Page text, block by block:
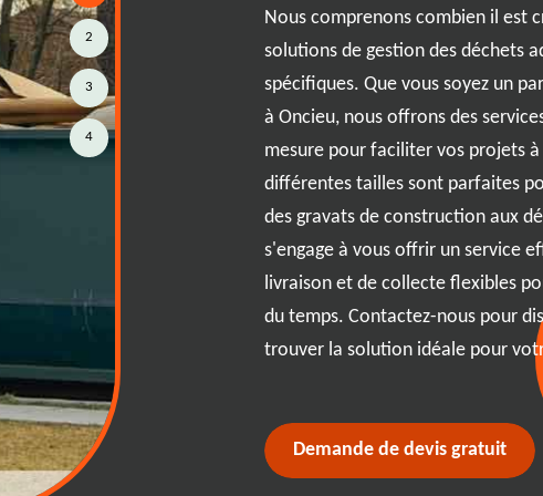
de benne à Oncieu où
soin. RJ Benne vous offre
efficacité et tranquillité
Benne, vous bénéficiez d'un
benne est livrée et récupérée à
sans souci.
Nous comprenons combien il est
solutions de gestion des déchets
spécifiques. Que vous soyez un
à Oncieu, nous offrons des
mesure pour faciliter vos projets
différentes tailles sont parfaites
des gravats de construction aux
s'engage à vous offrir un service
livraison et de collecte flexibles
du temps. Contactez-nous pour
trouver la solution idéale pour
2
3
4
Demande de devis gratuit